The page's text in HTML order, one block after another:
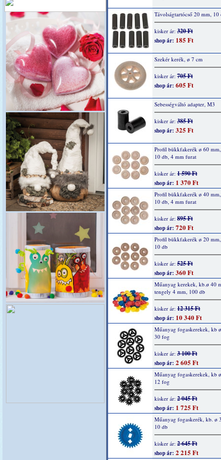
Távolságtartócső 20 mm, 10
kisker ár: 320 Ft
shop ár: 185 Ft
Szekér kerék, ø 7 cm
kisker ár: 705 Ft
shop ár: 605 Ft
Sebességváltó adapter, M3
kisker ár: 385 Ft
shop ár: 325 Ft
Profil bükkfakerék ø 60
10 db, 4 mm furat
kisker ár: 1 590 Ft
shop ár: 1 370 Ft
Profil bükkfakerék ø 40
10 db, 4 mm furat
kisker ár: 895 Ft
shop ár: 720 Ft
Profil bükkfakerék ø 20
10 db
kisker ár: 525 Ft
shop ár: 360 Ft
Műanyag kerekek, kb.ø 40
tengely 4 mm, 100 db
kisker ár: 12 315 Ft
shop ár: 10 340 Ft
Műanyag fogaskerekek, kb
30 fog
kisker ár: 3 100 Ft
shop ár: 2 605 Ft
Műanyag fogaskerekek, kb
12 fog
kisker ár: 2 045 Ft
shop ár: 1 725 Ft
Műanyag fogaskerék, kb. ø
10 db
kisker ár: 2 645 Ft
shop ár: 2 215 Ft